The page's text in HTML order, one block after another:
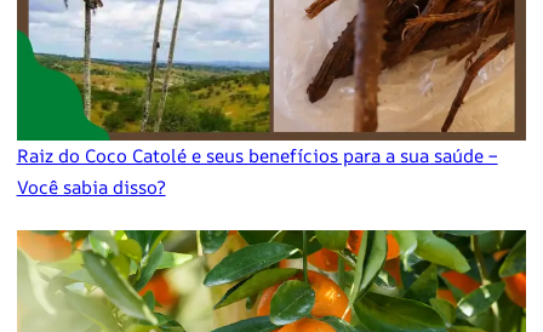
Raiz do Coco Catolé e seus benefícios para a sua saúde –
Você sabia disso?